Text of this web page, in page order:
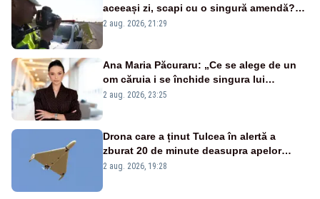
aceeași zi, scapi cu o singură amendă?
Ce spune legea
2 aug. 2026, 21:29
Ana Maria Păcuraru: „Ce se alege de un
om căruia i se închide singura lui
portiță?”
2 aug. 2026, 23:25
Drona care a ținut Tulcea în alertă a
zburat 20 de minute deasupra apelor
României. Au fost ridicate două F-16
2 aug. 2026, 19:28